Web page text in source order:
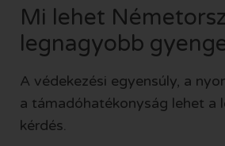
Mi lehet
legnagyobb
A védekezési egyensúly, a
a támadóhatékonyság lehet a
kérdés.